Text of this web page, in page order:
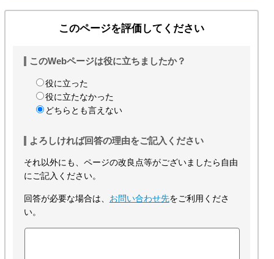
このページを評価してください
このWebページは役に立ちましたか？
役に立った
役に立たなかった
どちらとも言えない
よろしければ回答の理由をご記入ください
それ以外にも、ページの改良点等がございましたら自由
にご記入ください。
回答が必要な場合は、 お問い合わせ先をご利用くださ
い。